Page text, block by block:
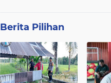
Berita Pilihan